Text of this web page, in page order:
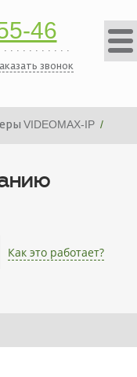
46
звонок
VIDEOMAX-IP
Как это работает?